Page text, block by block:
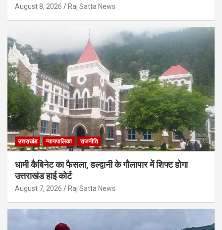
August 8, 2026 Raj Satta News
उत्तराखंड न्यायपालिका राजनीति
धामी कैबिनेट का फैसला, हल्द्वानी के गौलापार में शिफ्ट होगा
उत्तराखंड हाई कोर्ट
August 7, 2026 Raj Satta News